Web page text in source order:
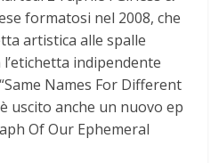
formatosi nel 2008, che
artistica alle spalle
indipendente
Names For Different
uscito anche un nuovo ep
Of Our Ephemeral